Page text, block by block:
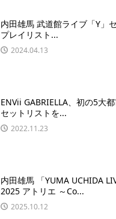
内田雄馬 武道館ライブ「Y」
プレイリスト...
2024.04.13
ENVii GABRIELLA、初の5大
セットリストを...
2022.11.23
内田雄馬 「YUMA UCHIDA
2025 アトリエ ～Co...
2025.10.12